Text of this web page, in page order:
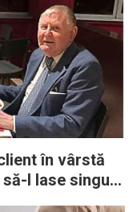
în vârstă
l lase singur